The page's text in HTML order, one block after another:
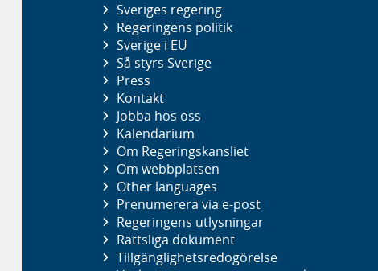
Sveriges regering
Regeringens politik
Sverige i EU
Så styrs Sverige
Press
Kontakt
Jobba hos oss
Kalendarium
Om Regeringskansliet
Om webbplatsen
Other languages
Prenumerera via e-post
Regeringens utlysningar
Rättsliga dokument
Tillgänglighetsredogörelse